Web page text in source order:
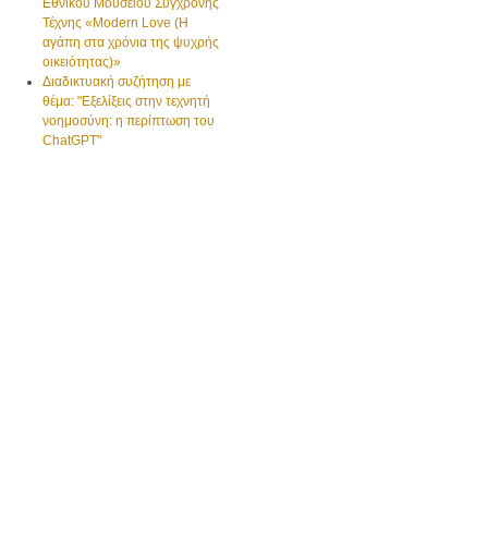
Εθνικού Μουσείου Σύγχρονης
Τέχνης «Modern Love (H
αγάπη στα χρόνια της ψυχρής
οικειότητας)»
Διαδικτυακή συζήτηση με
θέμα: "Εξελίξεις στην τεχνητή
νοημοσύνη: η περίπτωση του
ChatGPT"